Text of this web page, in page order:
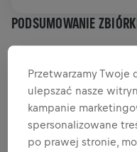
PODSUMOWANIE
DATKI
Wpłać, aby zrobić
trafia na badania nad
Przetwarzamy Twoje
ulepszać nasze
kampanie
spersonalizowane
po prawej stronie,